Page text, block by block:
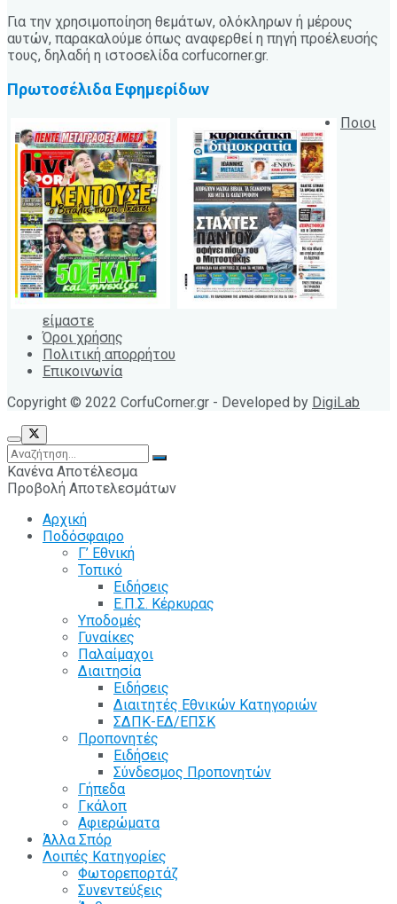
Για την χρησιμοποίηση θεμάτων, ολόκληρων ή μέρους
αυτών, παρακαλούμε όπως αναφερθεί η πηγή προέλευσής
τους, δηλαδή η ιστοσελίδα corfucorner.gr.
Πρωτοσέλιδα Εφημερίδων
Ποιοι
είμαστε
Όροι χρήσης
Πολιτική απορρήτου
Επικοινωνία
Copyright © 2022 CorfuCorner.gr - Developed by DigiLab
Κανένα Αποτέλεσμα
Προβολή Αποτελεσμάτων
Αρχική
Ποδόσφαιρο
Γ’ Εθνική
Τοπικό
Ειδήσεις
Ε.Π.Σ. Κέρκυρας
Υποδομές
Γυναίκες
Παλαίμαχοι
Διαιτησία
Ειδήσεις
Διαιτητές Εθνικών Κατηγοριών
ΣΔΠΚ-ΕΔ/ΕΠΣΚ
Προπονητές
Ειδήσεις
Σύνδεσμος Προπονητών
Γήπεδα
Γκάλοπ
Αφιερώματα
Άλλα Σπόρ
Λοιπές Κατηγορίες
Φωτορεπορτάζ
Συνεντεύξεις